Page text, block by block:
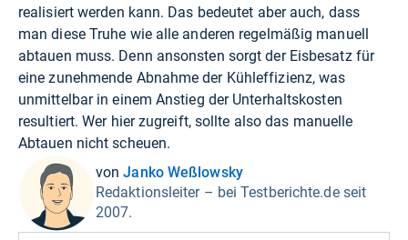
realisiert werden kann. Das bedeutet aber auch, dass
man diese Truhe wie alle anderen regelmäßig manuell
abtauen muss. Denn ansonsten sorgt der Eisbesatz für
eine zunehmende Abnahme der Kühleffizienz, was
unmittelbar in einem Anstieg der Unterhaltskosten
resultiert. Wer hier zugreift, sollte also das manuelle
Abtauen nicht scheuen.
vonJanko Weßlowsky
Redaktionsleiter – bei Testberichte.de seit
2007.